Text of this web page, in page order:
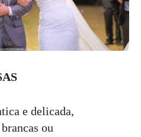
e delicada,
ou